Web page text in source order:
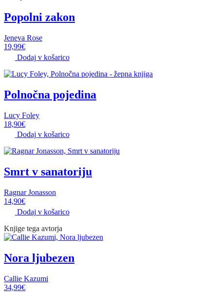
Popolni zakon
Jeneva Rose
19,99€
Dodaj v košarico
Polnočna pojedina
Lucy Foley
18,90€
Dodaj v košarico
Smrt v sanatoriju
Ragnar Jonasson
14,90€
Dodaj v košarico
Knjige tega avtorja
Nora ljubezen
Callie Kazumi
34,99€